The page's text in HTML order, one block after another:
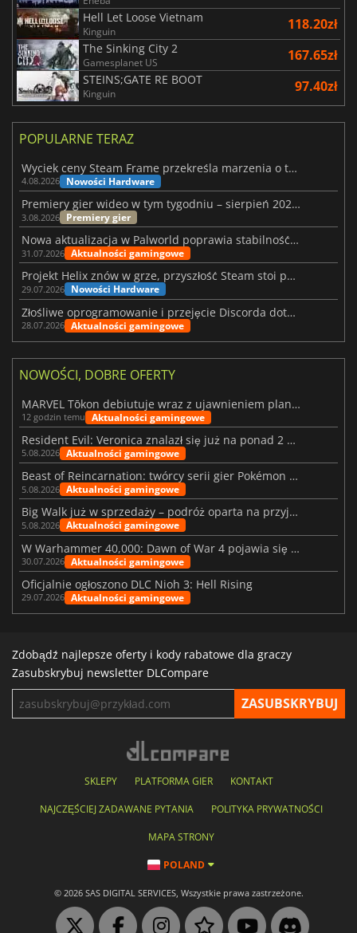
Hell Let Loose Vietnam
Kinguin 118.20zł
The Sinking City 2
Gamesplanet US 167.65zł
STEINS;GATE RE BOOT
Kinguin 97.40zł
POPULARNE TERAZ
Wyciek ceny Steam Frame przekreśla marzenia o tanim zestawie VR
4.08.2026 Nowości Hardware
Premiery gier wideo w tym tygodniu – sierpień 2026 r. (32. tydzień)
3.08.2026 Premiery gier
Nowa aktualizacja w Palworld poprawia stabilność Sunreach i walk z bossami
31.07.2026 Aktualności gamingowe
Projekt Helix znów w grze, przyszłość Steam stoi pod znakiem zapytania
29.07.2026 Nowości Hardware
Złośliwe oprogramowanie i przejęcie Discorda dotknęły Meccha Chameleon
28.07.2026 Aktualności gamingowe
NOWOŚCI, DOBRE OFERTY
MARVEL Tōkon debiutuje wraz z ujawnieniem planu rozwoju na pierwszy rok
12 godzin temu Aktualności gamingowe
Resident Evil: Veronica znalazł się już na ponad 2 milionach list życzeń
5.08.2026 Aktualności gamingowe
Beast of Reincarnation: twórcy serii gier Pokémon wkraczają na nową ścieżkę
5.08.2026 Aktualności gamingowe
Big Walk już w sprzedaży – podróż oparta na przyjaźni
5.08.2026 Aktualności gamingowe
W Warhammer 40,000: Dawn of War 4 pojawia się frakcja Nekronów
30.07.2026 Aktualności gamingowe
Oficjalnie ogłoszono DLC Nioh 3: Hell Rising
29.07.2026 Aktualności gamingowe
Zdobądź najlepsze oferty i kody rabatowe dla graczy
Zasubskrybuj newsletter DLCompare
SKLEPY PLATFORMA GIER KONTAKT
NAJCZĘŚCIEJ ZADAWANE PYTANIA POLITYKA PRYWATNOŚCI
MAPA STRONY
POLAND
© 2026 SAS DIGITAL SERVICES, Wszystkie prawa zastrzeżone.